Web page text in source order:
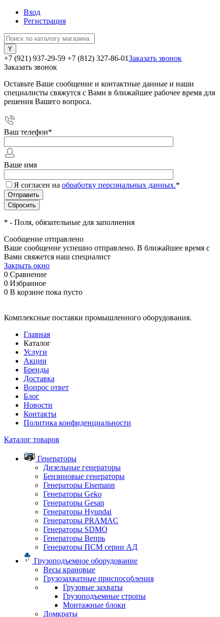
Вход
Регистрация
+7 (921) 937-29-59 +7 (812) 327-86-01Заказать звонок
Заказать звонок
Оставьте Ваше сообщение и контактные данные и наши
специалисты свяжутся с Вами в ближайшее рабочее время для
решения Вашего вопроса.
Ваш телефон*
Ваше имя
Я согласен на обработку персональных данных.*
* - Поля, обязательные для заполнения
Сообщение отправлено
Ваше сообщение успешно отправлено. В ближайшее время с
Вами свяжется наш специалист
Закрыть окно
0 Сравнение
0 Избранное
0 В корзине пока пусто
Комплексные поставки промышленного оборудования.
Главная
Каталог
Услуги
Акции
Бренды
Доставка
Вопрос ответ
Блог
Новости
Контакты
Политика конфиденциальности
Каталог товаров
Генераторы
Дизельные генераторы
Бензиновые генераторы
Генераторы Eisemann
Генераторы Geko
Генераторы Gesan
Генераторы Hyundai
Генераторы PRAMAC
Генераторы SDMO
Генераторы Вепрь
Генераторы ПСМ серии АД
Грузоподъемное оборудование
Весы крановые
Грузозахватные приспособления
Грузовые захваты
Грузоподъемные стропы
Монтажные блоки
Домкраты